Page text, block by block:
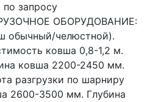
по запросу
ОБОРУДОВАНИЕ:
обычный/челюстной).
ковша 0,8-1,2 м.
ковша 2200-2450 мм.
разгрузки по шарниру
2600-3500 мм. Глубина